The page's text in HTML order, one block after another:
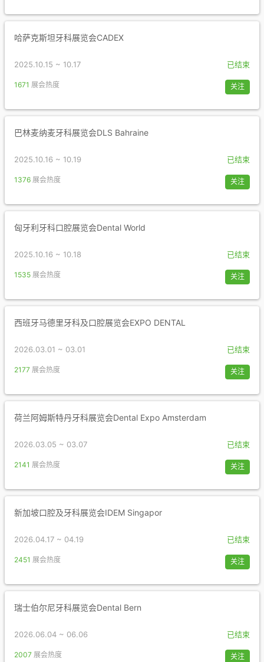
哈萨克斯坦牙科展览会CADEX
2025.10.15 ~ 10.17 已结束
1671 展会热度 关注
巴林麦纳麦牙科展览会DLS Bahraine
2025.10.16 ~ 10.19 已结束
1376 展会热度 关注
匈牙利牙科口腔展览会Dental World
2025.10.16 ~ 10.18 已结束
1535 展会热度 关注
西班牙马德里牙科及口腔展览会EXPO DENTAL
2026.03.01 ~ 03.01 已结束
2177 展会热度 关注
荷兰阿姆斯特丹牙科展览会Dental Expo Amsterdam
2026.03.05 ~ 03.07 已结束
2141 展会热度 关注
新加坡口腔及牙科展览会IDEM Singapor
2026.04.17 ~ 04.19 已结束
2451 展会热度 关注
瑞士伯尔尼牙科展览会Dental Bern
2026.06.04 ~ 06.06 已结束
2007 展会热度 关注